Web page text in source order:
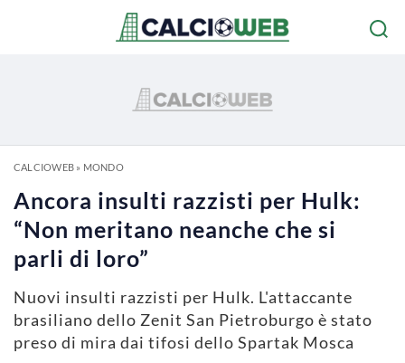
CALCIOWEB» MONDO
Ancora insulti razzisti per Hulk:
“Non meritano neanche che si
parli di loro”
Nuovi insulti razzisti per Hulk. L'attaccante
brasiliano dello Zenit San Pietroburgo è stato
preso di mira dai tifosi dello Spartak Mosca